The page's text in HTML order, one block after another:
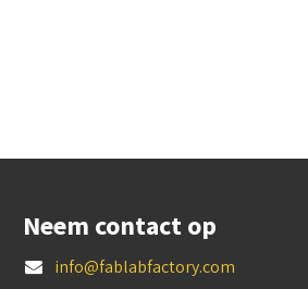
Neem contact op
info@fablabfactory.com